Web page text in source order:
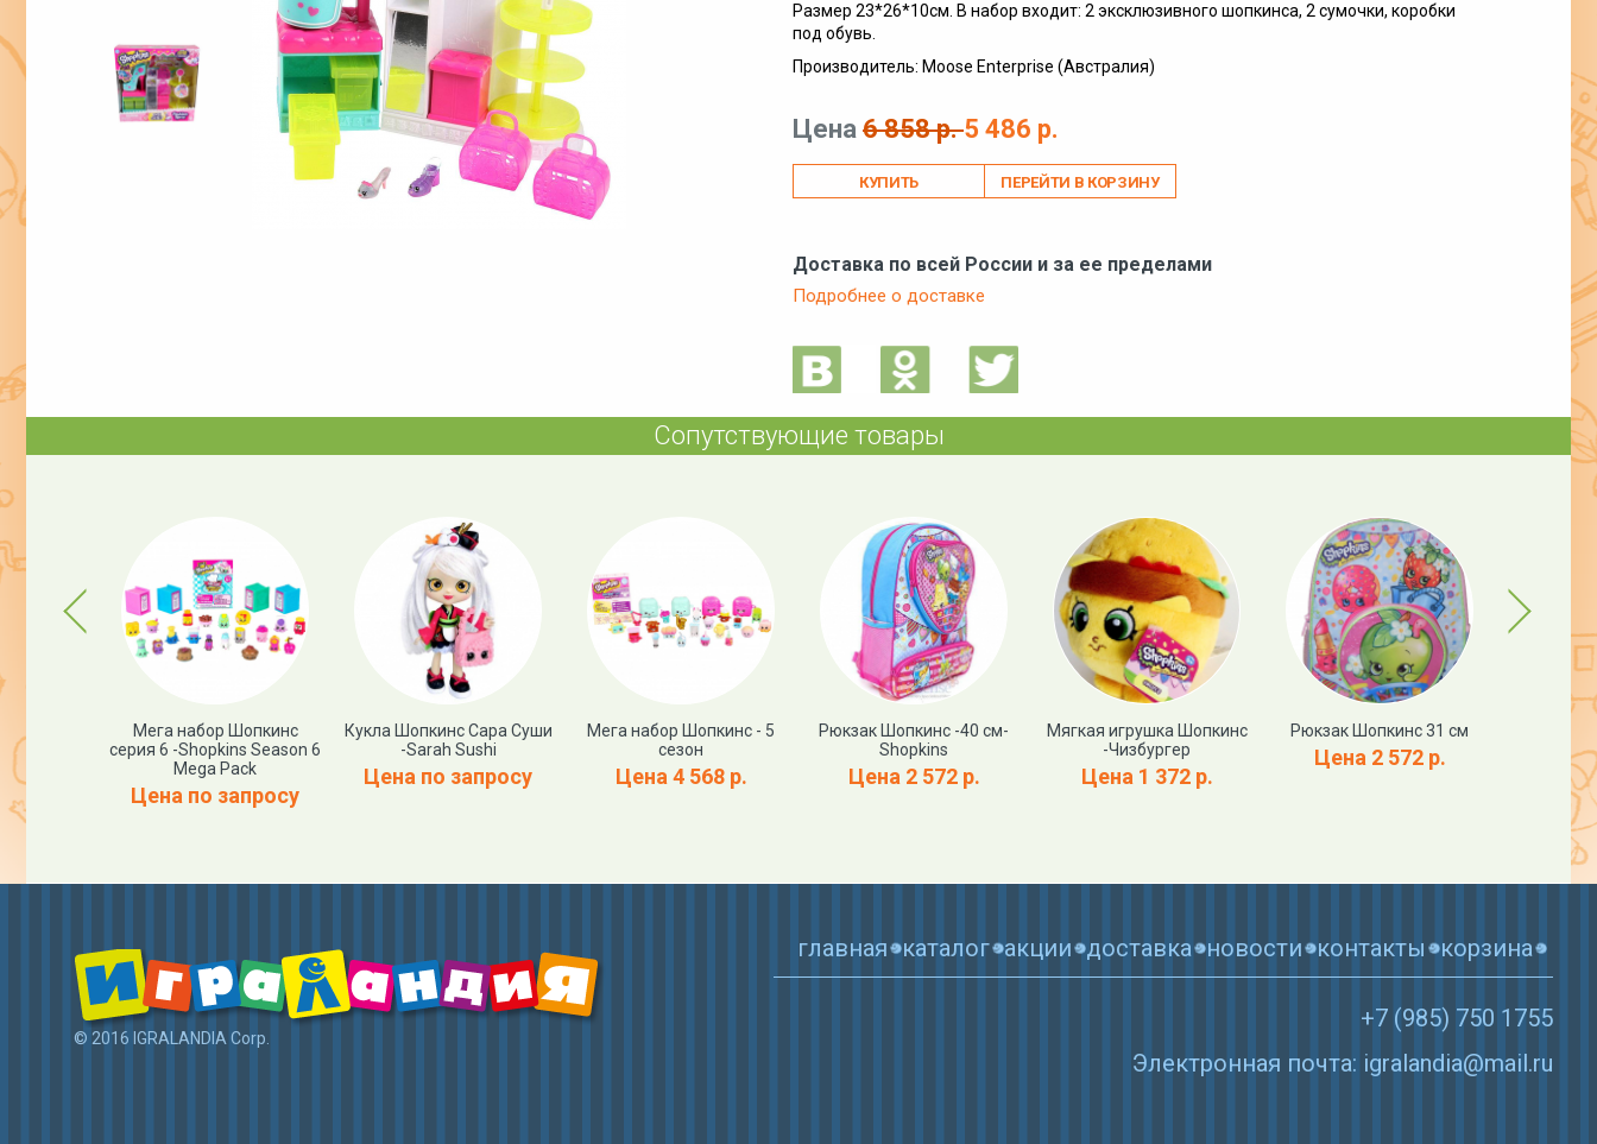
Размер 23*26*10см. В набор входит: 2 эксклюзивного шопкинса, 2 сумочки, коробки
под обувь.
Производитель: Moose Enterprise (Австралия)
Цена 6 858 р.5 486 р.
ПЕРЕЙТИ В КОРЗИНУ
Доставка по всей России и за ее пределами
Подробнее о доставке
Сопутствующие товары
Previous
р.
Мега набор Шопкинс
серия 6 -Shopkins Season 6
Mega Pack
Цена по запросу
Кукла Шопкинс Сара Суши
-Sarah Sushi
Цена по запросу
Мега набор Шопкинс - 5
сезон
Цена 4 568 р.
Рюкзак Шопкинс -40 см-
Shopkins
Цена 2 572 р.
Мягкая игрушка Шопкинс
-Чизбургер
Цена 1 372 р.
Рюкзак Шопкинс 31 см
Цена 2 572 р.
Next
© 2016 IGRALANDIA Corp.
главная каталог акции доставка новости контакты корзина
+7 (985) 750 1755
Электронная почта: igralandia@mail.ru